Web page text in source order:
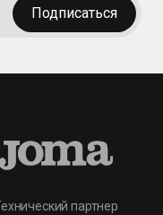
Подписаться
партнер